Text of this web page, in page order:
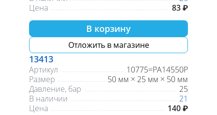
Цена
83 ₽
В корзину
Отложить в магазине
13413
Артикул
10775=PA14550P
Размер
50 мм × 25 мм × 50 мм
Давление, бар
25
В наличии
21
Цена
140 ₽